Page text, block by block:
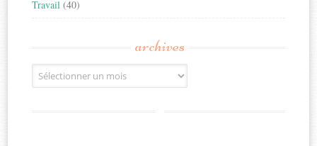
Travail (40)
archives
Archives